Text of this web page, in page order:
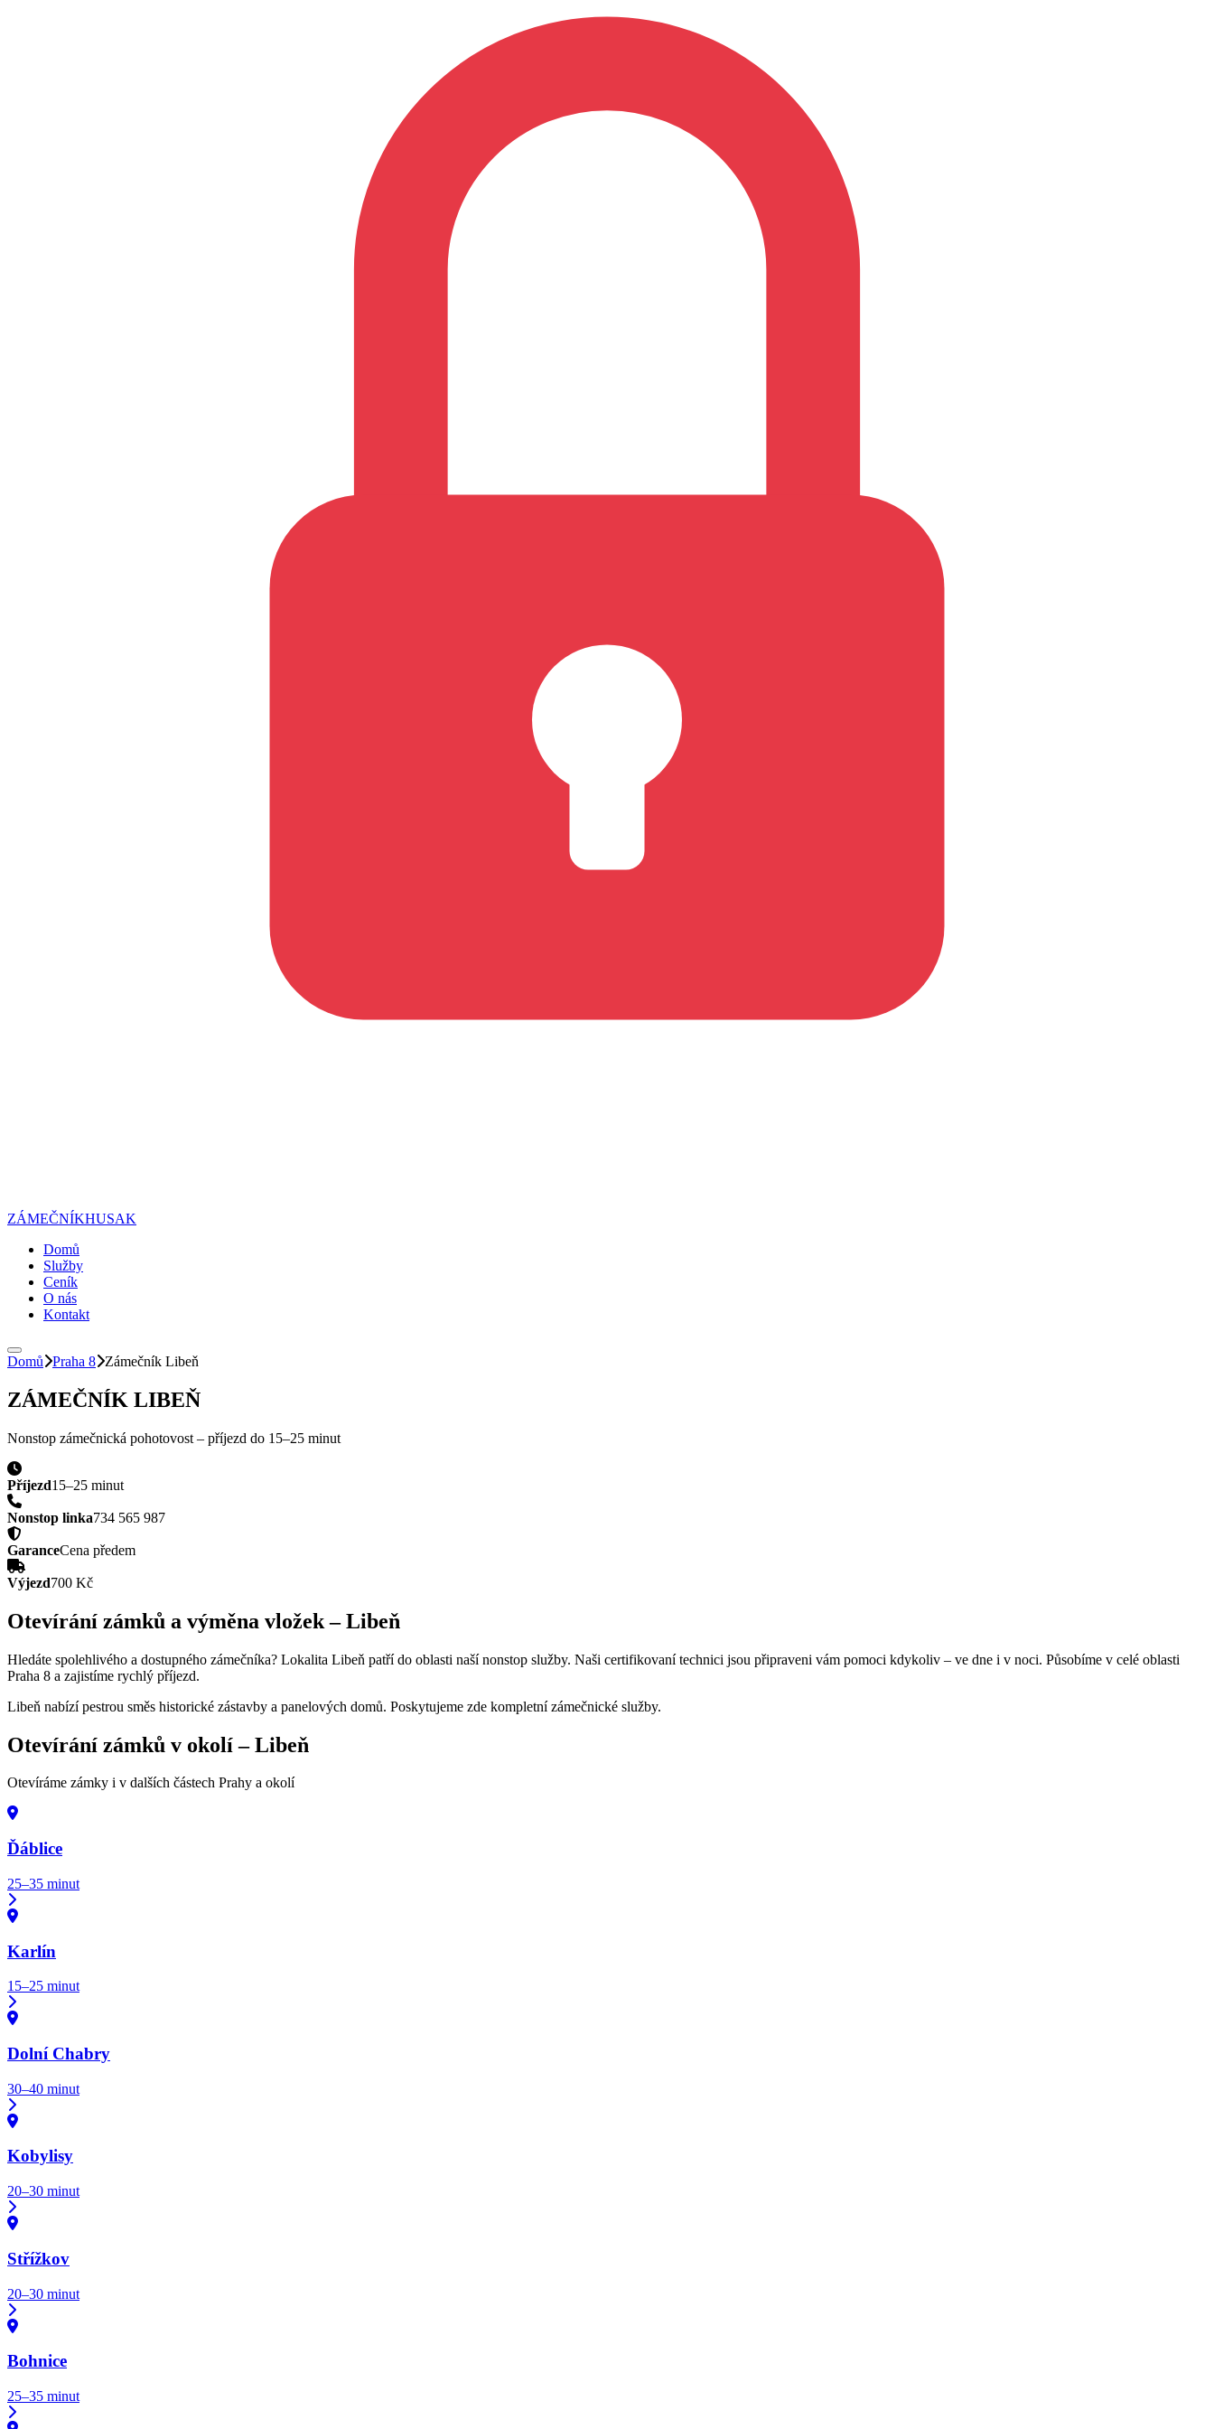
ZÁMEČNÍKHUSAK
Domů
Služby
Ceník
O nás
Kontakt
Domů Praha 8 Zámečník Libeň
ZÁMEČNÍK LIBEŇ
Nonstop zámečnická pohotovost – příjezd do 15–25 minut
Příjezd15–25 minut
Nonstop linka734 565 987
GaranceCena předem
Výjezd700 Kč
Otevírání zámků a výměna vložek –Libeň
Hledáte spolehlivého a dostupného zámečníka? Lokalita Libeň patří do oblasti naší nonstop služby. Naši certifikovaní technici jsou připraveni vám pomoci kdykoliv – ve dne i v noci. Působíme v celé oblasti
Praha 8 a zajistíme rychlý příjezd.
Libeň nabízí pestrou směs historické zástavby a panelových domů. Poskytujeme zde kompletní zámečnické služby.
Otevírání zámků v okolí –Libeň
Otevíráme zámky i v dalších částech Prahy a okolí
Ďáblice
25–35 minut
Karlín
15–25 minut
Dolní Chabry
30–40 minut
Kobylisy
20–30 minut
Střížkov
20–30 minut
Bohnice
25–35 minut